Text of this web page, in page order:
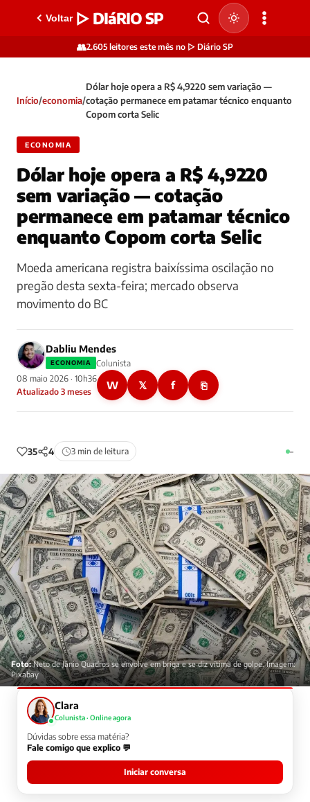
Voltar ▷ DIáRIO SP
👥2.605 leitores este mês no ▷ Diário SP
Início/economia/
Dólar hoje opera a R$ 4,9220 sem variação —
cotação permanece em patamar técnico enquanto
Copom corta Selic
ECONOMIA
Dólar hoje opera a R$ 4,9220
sem variação — cotação
permanece em patamar técnico
enquanto Copom corta Selic
Moeda americana registra baixíssima oscilação no
pregão desta sexta-feira; mercado observa
movimento do BC
Dabliu Mendes
ECONOMIA
Colunista
08 maio 2026 · 10h36
Atualizado 3 meses
W 𝕏 f ⎘
35 4 3 min de leitura –
Foto:Neto de Jânio Quadros se envolve em briga e se diz vítima de golpe. Imagem:
Pixabay
Clara
Colunista · Online agora
Dúvidas sobre essa matéria?
Fale comigo que explico 💬
Iniciar conversa